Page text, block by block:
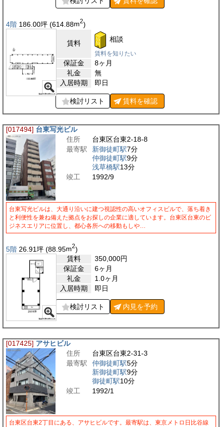
4階 186.00坪 (614.88m2)
賃料 相談
賃料を知りたい
保証金
8ヶ月
礼金
無
入居時期
即日
検討リスト 賃料を確認
[017494] 台東写光ビル
住所
台東区台東2-18-8
最寄駅
新御徒町駅7分
仲御徒町駅9分
浅草橋駅13分
竣工
1992/9
台東写光ビルは、大通り沿いに建つ視認性の高いオフィスビルで、落ち着き
と利便性を兼ね備えた拠点をお探しの企業に適しています。台東区台東のビ
ジネスエリアに位置し、都心各所への移動もしや…
5階 26.91坪 (88.95m2)
賃料
350,000円
保証金
6ヶ月
礼金
1.0ヶ月
入居時期
即日
検討リスト 内見を予約
[017425] アサヒビル
住所
台東区台東2-31-3
最寄駅
仲御徒町駅5分
新御徒町駅9分
御徒町駅10分
竣工
1992/1
台東区台東2丁目にある、アサヒビルです。最寄駅は、東京メトロ日比谷線